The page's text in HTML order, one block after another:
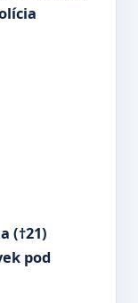
(†21)
pod